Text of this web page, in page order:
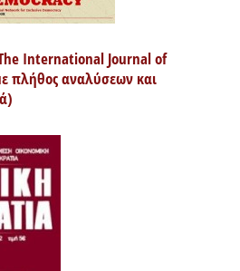
International Journal of
πλήθος αναλύσεων και